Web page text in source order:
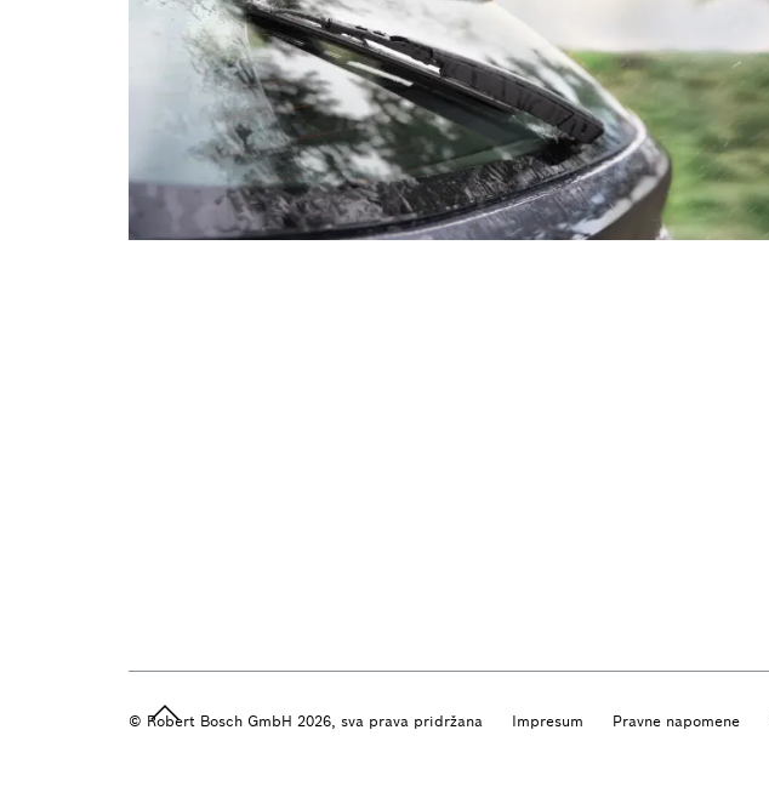
Impresum Pravne napomene
© Robert Bosch GmbH 2026, sva prava pridržana